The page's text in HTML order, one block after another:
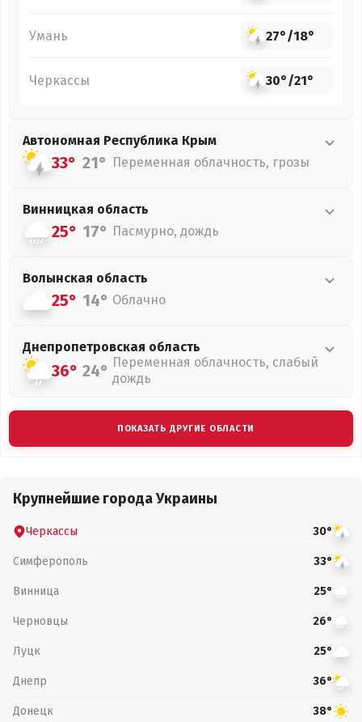
Умань 27°/18°
Черкассы 30°/21°
Автономная Республика Крым
33° 21° Переменная облачность, грозы
Винницкая область
25° 17° Пасмурно, дождь
Волынская область
25° 14° Облачно
Днепропетровская область
36° 24° Переменная облачность, слабый
дождь
ПОКАЗАТЬ ДРУГИЕ ОБЛАСТИ
Крупнейшие города Украины
Черкассы 30°
Симферополь 33°
Винница 25°
Черновцы 26°
Луцк 25°
Днепр 36°
Донецк 38°